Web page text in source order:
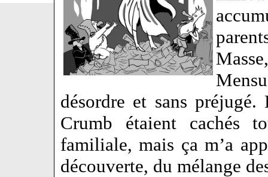
désordre et sans
Crumb étaient cachés
familiale, mais ça m’a
découverte, du mélange